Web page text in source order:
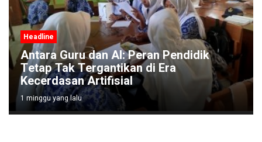
Headline
Antara Guru dan AI: Peran Pendidik
Tetap Tak Tergantikan di Era
Kecerdasan Artifisial
1 minggu yang lalu